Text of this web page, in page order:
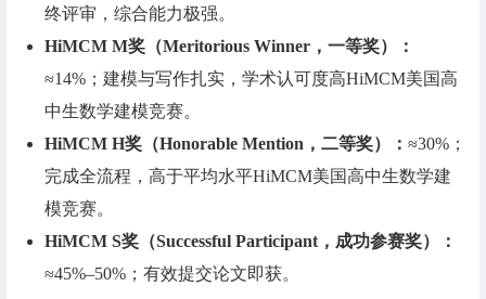
终评审，综合能力极强。
HiMCM M奖（Meritorious Winner，一等奖）：
≈14%；建模与写作扎实，学术认可度高HiMCM美国高
中生数学建模竞赛。
HiMCM H奖（Honorable Mention，二等奖）：≈30%；
完成全流程，高于平均水平HiMCM美国高中生数学建
模竞赛。
HiMCM S奖（Successful Participant，成功参赛奖）：
≈45%–50%；有效提交论文即获。